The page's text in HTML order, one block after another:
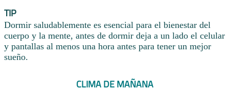
TIP
Dormir saludablemente es esencial para el bienestar del
cuerpo y la mente, antes de dormir deja a un lado el celular
y pantallas al menos una hora antes para tener un mejor
sueño.
CLIMA DE MAÑANA